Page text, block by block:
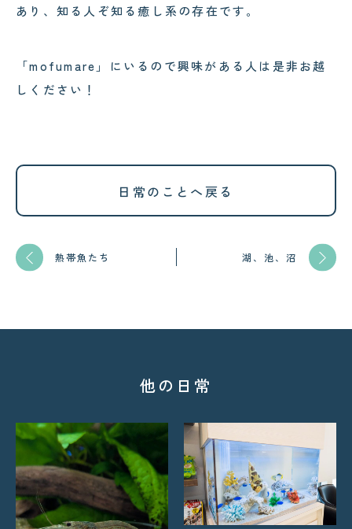
あり、知る人ぞ知る癒し系の存在です。
「mofumare」にいるので興味がある人は是非お越
しください！
日常のことへ戻る
熱帯魚たち 湖、池、沼
他の日常